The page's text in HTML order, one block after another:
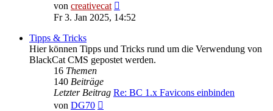
von creativecat
Beitrag
Fr 3. Jan 2025, 14:52
Tipps & Tricks
Hier können Tipps und Tricks rund um die Verwendung von
BlackCat CMS gepostet werden.
16 Themen
140 Beiträge
Letzter Beitrag Re: BC 1.x Favicons einbinden
von DG70